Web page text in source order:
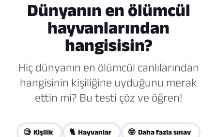
Dünyanın en ölümcül
hayvanlarından
hangisisin?
Hiç dünyanın en ölümcül canlılarından
hangisinin kişiliğine uyduğunu merak
ettin mi? Bu testi çöz ve öğren!
🧐 Kişilik 🐈 Hayvanlar 🤓 Daha fazla sınav